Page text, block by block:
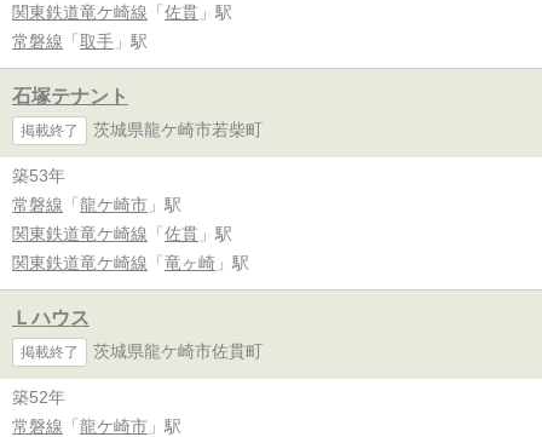
関東鉄道竜ケ崎線 「 佐貫 」駅
常磐線 「 取手 」駅
石塚テナント
掲載終了 茨城県龍ケ崎市若柴町
築53年
常磐線 「 龍ケ崎市 」駅
関東鉄道竜ケ崎線 「 佐貫 」駅
関東鉄道竜ケ崎線 「 竜ヶ崎 」駅
Ｌハウス
掲載終了 茨城県龍ケ崎市佐貫町
築52年
常磐線 「 龍ケ崎市 」駅